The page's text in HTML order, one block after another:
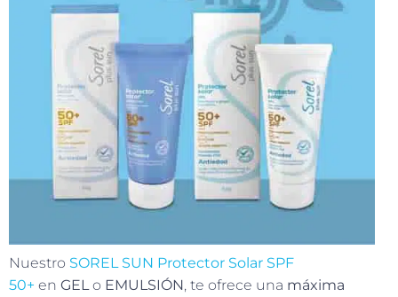
Nuestro SOREL SUN Protector Solar SPF
50+ en GEL o EMULSIÓN, te ofrece una máxima